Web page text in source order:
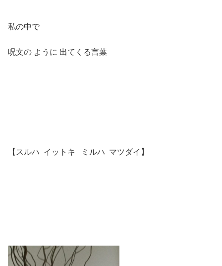
私の中で
呪文の ように 出てくる言葉
【スルハ イットキ ミルハ マツダイ】